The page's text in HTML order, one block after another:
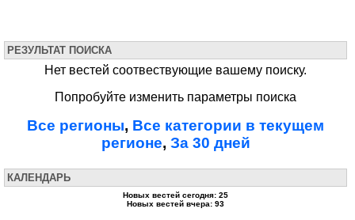
РЕЗУЛЬТАТ ПОИСКА
Нет вестей соотвествующие вашему поиску.
Попробуйте изменить параметры поиска
Все регионы, Все категории в текущем
регионе, За 30 дней
КАЛЕНДАРЬ
Новых вестей сегодня: 25
Новых вестей вчера: 93